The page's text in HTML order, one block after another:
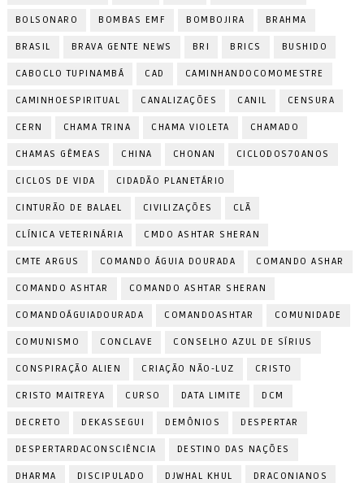
BOLSONARO BOMBAS EMF BOMBOJIRA BRAHMA
BRASIL BRAVA GENTE NEWS BRI BRICS BUSHIDO
CABOCLO TUPINAMBÁ CAD CAMINHANDOCOMOMESTRE
CAMINHOESPIRITUAL CANALIZAÇÕES CANIL CENSURA
CERN CHAMA TRINA CHAMA VIOLETA CHAMADO
CHAMAS GÊMEAS CHINA CHONAN CICLODOS70ANOS
CICLOS DE VIDA CIDADÃO PLANETÁRIO
CINTURÃO DE BALAEL CIVILIZAÇÕES CLÃ
CLÍNICA VETERINÁRIA CMDO ASHTAR SHERAN
CMTE ARGUS COMANDO ÁGUIA DOURADA COMANDO ASHAR
COMANDO ASHTAR COMANDO ASHTAR SHERAN
COMANDOÁGUIADOURADA COMANDOASHTAR COMUNIDADE
COMUNISMO CONCLAVE CONSELHO AZUL DE SÍRIUS
CONSPIRAÇÃO ALIEN CRIAÇÃO NÃO-LUZ CRISTO
CRISTO MAITREYA CURSO DATA LIMITE DCM
DECRETO DEKASSEGUI DEMÔNIOS DESPERTAR
DESPERTARDACONSCIÊNCIA DESTINO DAS NAÇÕES
DHARMA DISCIPULADO DJWHAL KHUL DRACONIANOS